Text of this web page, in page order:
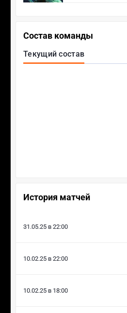
Состав команды
Текущий состав
История матчей
31.05.25 в 22:00
10.02.25 в 22:00
10.02.25 в 18:00